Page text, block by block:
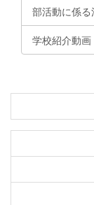
部活動に係
学校紹介動画